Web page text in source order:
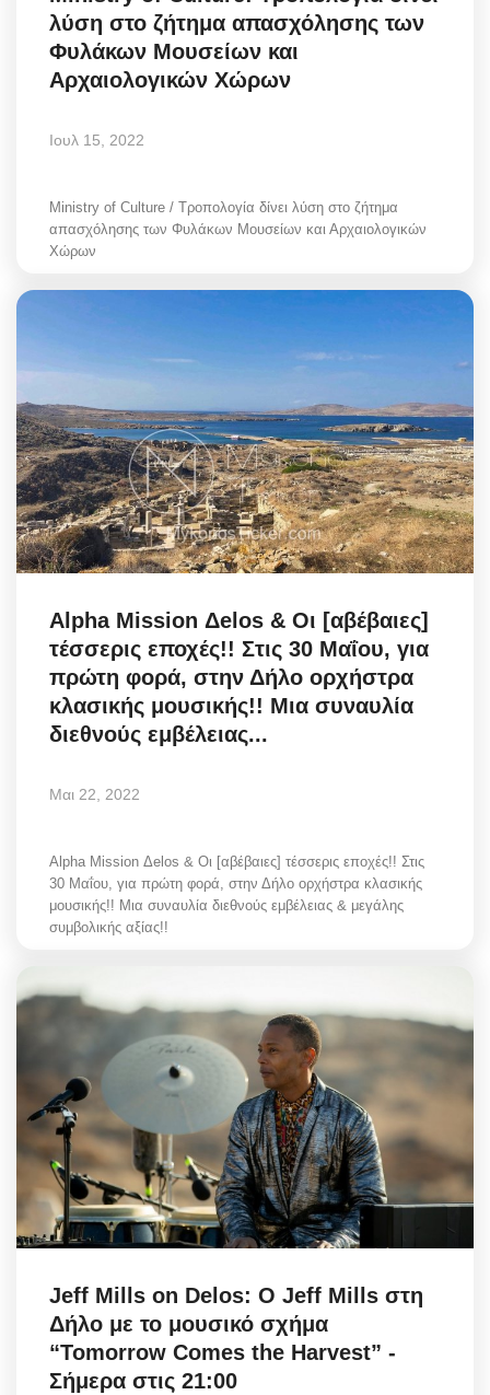
λύση στο ζήτημα απασχόλησης των
Φυλάκων Μουσείων και
Αρχαιολογικών Χώρων
Ιουλ 15, 2022
Ministry of Culture / Τροπολογία δίνει λύση στο ζήτημα
απασχόλησης των Φυλάκων Μουσείων και Αρχαιολογικών
Χώρων
Alpha Mission Δelos & Οι [αβέβαιες]
τέσσερις εποχές!! Στις 30 Μαΐου, για
πρώτη φορά, στην Δήλο ορχήστρα
κλασικής μουσικής!! Μια συναυλία
διεθνούς εμβέλειας...
Μαι 22, 2022
Alpha Mission Δelos & Οι [αβέβαιες] τέσσερις εποχές!! Στις
30 Μαΐου, για πρώτη φορά, στην Δήλο ορχήστρα κλασικής
μουσικής!! Μια συναυλία διεθνούς εμβέλειας & μεγάλης
συμβολικής αξίας!!
Jeff Mills on Delos: Ο Jeff Mills στη
Δήλο με το μουσικό σχήμα
“Tomorrow Comes the Harvest” -
Σήμερα στις 21:00